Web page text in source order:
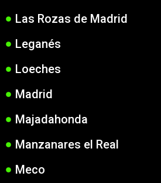
Las Rozas de Madrid
Leganés
Loeches
Madrid
Majadahonda
Manzanares el Real
Meco